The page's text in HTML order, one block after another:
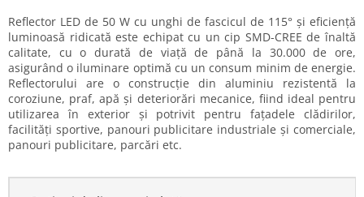
Evaluare
preţ:
Reflector LED de 50 W cu unghi de fascicul de 115° și eficiență
luminoasă ridicată este echipat cu un cip SMD-CREE de înaltă
calitate, cu o durată de viață de până la 30.000 de ore,
asigurând o iluminare optimă cu un consum minim de energie.
Reflectorului are o construcție din aluminiu rezistentă la
coroziune, praf, apă și deteriorări mecanice, fiind ideal pentru
utilizarea în exterior și potrivit pentru fațadele clădirilor,
facilități sportive, panouri publicitare industriale și comerciale,
panouri publicitare, parcări etc.